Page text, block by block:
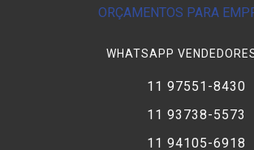
ORÇAMENTOS PARA
WHATSAPP
11 97551-8430
11 93738-5573
11 94105-6918